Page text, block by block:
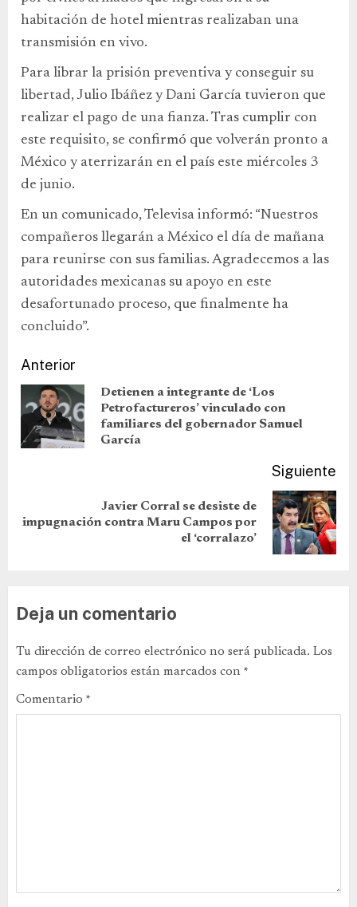
habitación de hotel mientras realizaban una
transmisión en vivo.
Para librar la prisión preventiva y conseguir su
libertad, Julio Ibáñez y Dani García tuvieron que
realizar el pago de una fianza. Tras cumplir con
este requisito, se confirmó que volverán pronto a
México y aterrizarán en el país este miércoles 3
de junio.
En un comunicado, Televisa informó: “Nuestros
compañeros llegarán a México el día de mañana
para reunirse con sus familias. Agradecemos a las
autoridades mexicanas su apoyo en este
desafortunado proceso, que finalmente ha
concluido”.
Anterior
Detienen a integrante de ‘Los
Petrofactureros’ vinculado con
familiares del gobernador Samuel
García
Siguiente
Javier Corral se desiste de
impugnación contra Maru Campos por
el ‘corralazo’
Deja un comentario
Tu dirección de correo electrónico no será publicada. Los
campos obligatorios están marcados con *
Comentario *